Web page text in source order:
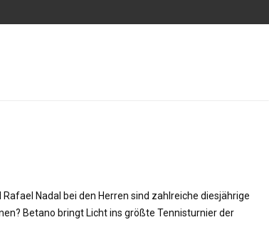
Nadal bei den Herren sind zahlreiche diesjährige
Betano bringt Licht ins größte Tennisturnier der